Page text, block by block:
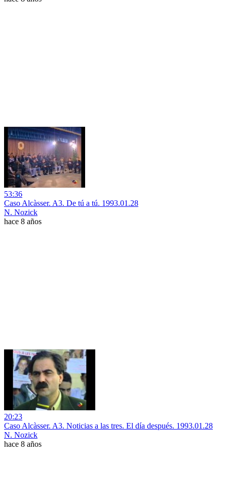
53:36
Caso Alcàsser. A3. De tú a tú. 1993.01.28
N. Nozick
hace 8 años
20:23
Caso Alcàsser. A3. Noticias a las tres. El día después. 1993.01.28
N. Nozick
hace 8 años